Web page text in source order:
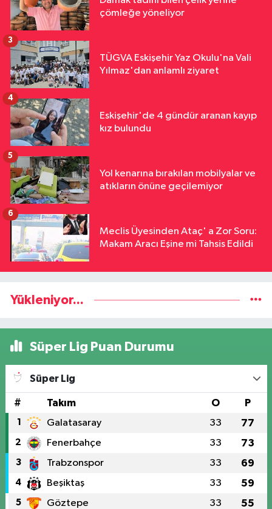
çömleğe yöneliyor
TÜGVA Eskişehir Yaz Okulu'na Vali
Yılmaz'dan anlamlı ziyaret
3
Eskişehir'de 4 gündür aranan kayıp
kız bulundu
4
Yol kenarına bırakılan mobilyalar ve
atıkların önüne geçilemiyor
5
Meclis Üyesinden Ataç' a Zor Soru:
Makam Aracı Eşine mi Tahsis Edildi
6
Yükleniyor...
Süper Lig Puan Durumu
Süper Lig
# Takım O P
1 Galatasaray 33 77
2 Fenerbahçe 33 73
3 Trabzonspor 33 69
4 Beşiktaş 33 59
5 Göztepe 33 55